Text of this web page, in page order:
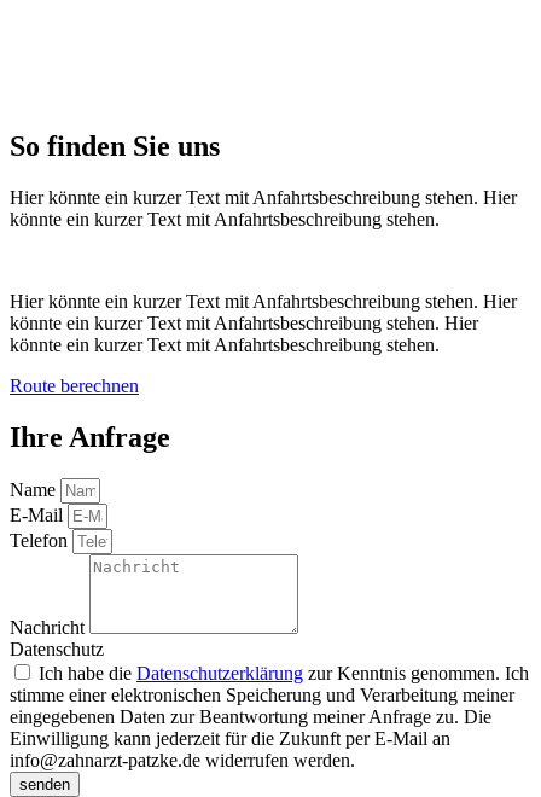
So finden Sie uns
Hier könnte ein kurzer Text mit Anfahrtsbeschreibung stehen. Hier
könnte ein kurzer Text mit Anfahrtsbeschreibung stehen.
Hier könnte ein kurzer Text mit Anfahrtsbeschreibung stehen. Hier
könnte ein kurzer Text mit Anfahrtsbeschreibung stehen. Hier
könnte ein kurzer Text mit Anfahrtsbeschreibung stehen.
Route berechnen
Ihre Anfrage
Name
E-Mail
Telefon
Nachricht
Datenschutz
Ich habe die Datenschutzerklärung zur Kenntnis genommen. Ich
stimme einer elektronischen Speicherung und Verarbeitung meiner
eingegebenen Daten zur Beantwortung meiner Anfrage zu. Die
Einwilligung kann jederzeit für die Zukunft per E-Mail an
info@zahnarzt-patzke.de widerrufen werden.
senden